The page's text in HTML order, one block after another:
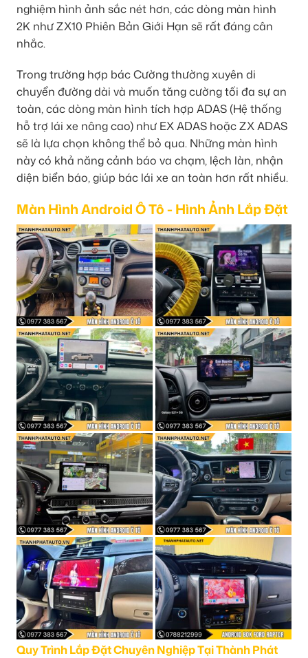
nghiệm hình ảnh sắc nét hơn, các dòng màn hình
2K như ZX10 Phiên Bản Giới Hạn sẽ rất đáng cân
nhắc.
Trong trường hợp bác Cường thường xuyên di
chuyển đường dài và muốn tăng cường tối đa sự an
toàn, các dòng màn hình tích hợp ADAS (Hệ thống
hỗ trợ lái xe nâng cao) như EX ADAS hoặc ZX ADAS
sẽ là lựa chọn không thể bỏ qua. Những màn hình
này có khả năng cảnh báo va chạm, lệch làn, nhận
diện biển báo, giúp bác lái xe an toàn hơn rất nhiều.
Màn Hình Android Ô Tô - Hình Ảnh Lắp Đặt
Quy Trình Lắp Đặt Chuyên Nghiệp Tại Thành Phát